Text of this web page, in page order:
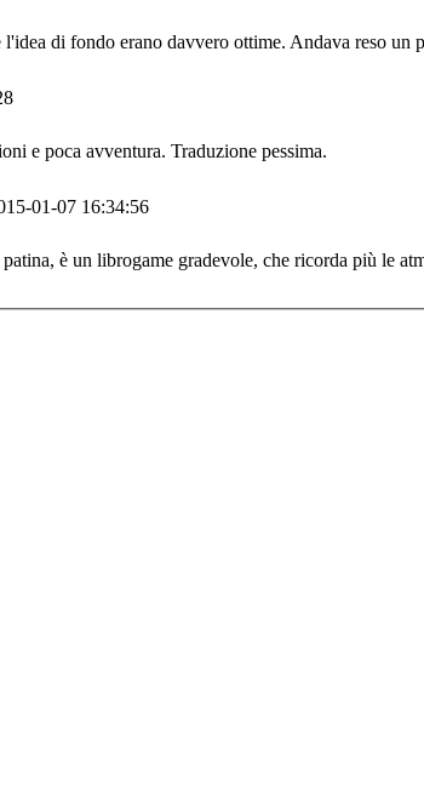
di fondo erano davvero ottime. Andava reso
e poca avventura. Traduzione pessima.
01-07 16:34:56
è un librogame gradevole, che ricorda più le